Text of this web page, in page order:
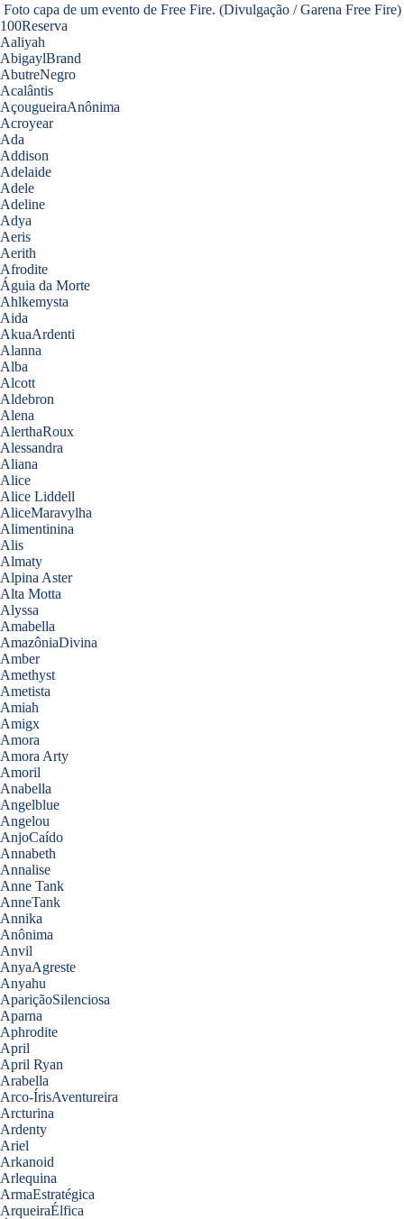
Foto capa de um evento de Free Fire. (Divulgação / Garena Free Fire)
100Reserva
Aaliyah
AbigaylBrand
AbutreNegro
Acalântis
AçougueiraAnônima
Acroyear
Ada
Addison
Adelaide
Adele
Adeline
Adya
Aeris
Aerith
Afrodite
Águia da Morte
Ahlkemysta
Aida
AkuaArdenti
Alanna
Alba
Alcott
Aldebron
Alena
AlerthaRoux
Alessandra
Aliana
Alice
Alice Liddell
AliceMaravylha
Alimentinina
Alis
Almaty
Alpina Aster
Alta Motta
Alyssa
Amabella
AmazôniaDivina
Amber
Amethyst
Ametista
Amiah
Amigx
Amora
Amora Arty
Amoril
Anabella
Angelblue
Angelou
AnjoCaído
Annabeth
Annalise
Anne Tank
AnneTank
Annika
Anônima
Anvil
AnyaAgreste
Anyahu
ApariçãoSilenciosa
Aparna
Aphrodite
April
April Ryan
Arabella
Arco-ÍrisAventureira
Arcturina
Ardenty
Ariel
Arkanoid
Arlequina
ArmaEstratégica
ArqueiraÉlfica